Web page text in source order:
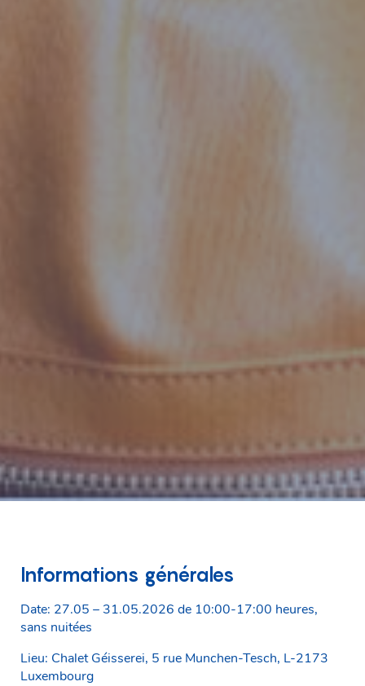
Informations générales
Date: 27.05 – 31.05.2026 de 10:00-17:00 heures,
sans nuitées
Lieu: Chalet Géisserei, 5 rue Munchen‑Tesch, L‑2173
Luxembourg